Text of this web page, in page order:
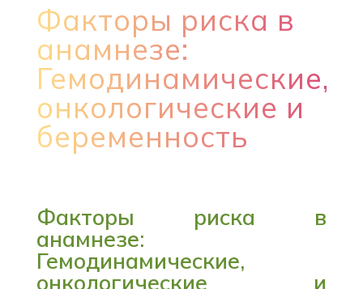
Факторы риска в
анамнезе:
Гемодинамические,
онкологические и
беременность
Факторы риска в
анамнезе:
Гемодинамические,
онкологические и